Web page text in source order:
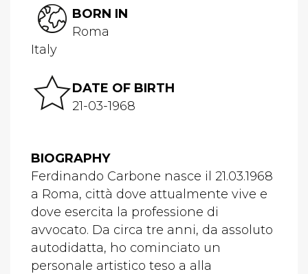
BORN IN
Roma
Italy
DATE OF BIRTH
21-03-1968
BIOGRAPHY
Ferdinando Carbone nasce il 21.03.1968
a Roma, città dove attualmente vive e
dove esercita la professione di
avvocato. Da circa tre anni, da assoluto
autodidatta, ho cominciato un
personale artistico teso a alla